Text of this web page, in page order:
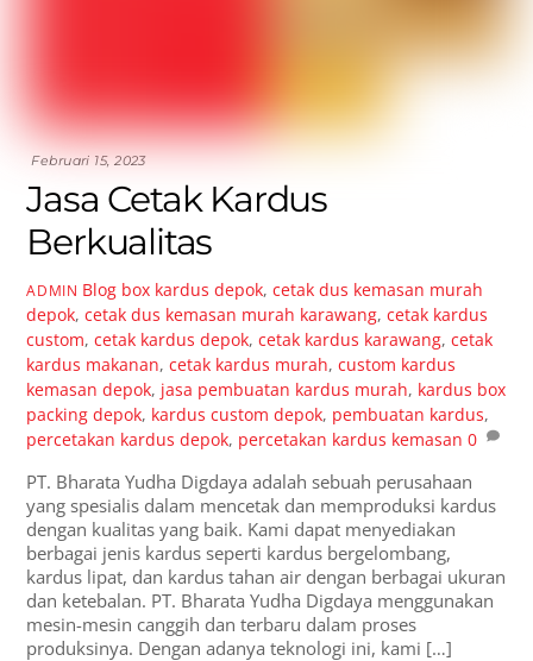
Februari 15, 2023
Jasa Cetak Kardus
Berkualitas
ADMIN Blog box kardus depok,cetak dus kemasan murah
depok,cetak dus kemasan murah karawang,cetak kardus
custom,cetak kardus depok,cetak kardus karawang,cetak
kardus makanan,cetak kardus murah,custom kardus
kemasan depok, jasa pembuatan kardus murah, kardus box
packing depok, kardus custom depok, pembuatan kardus,
percetakan kardus depok, percetakan kardus kemasan 0
PT. Bharata Yudha Digdaya adalah sebuah perusahaan
yang spesialis dalam mencetak dan memproduksi kardus
dengan kualitas yang baik. Kami dapat menyediakan
berbagai jenis kardus seperti kardus bergelombang,
kardus lipat, dan kardus tahan air dengan berbagai ukuran
dan ketebalan. PT. Bharata Yudha Digdaya menggunakan
mesin-mesin canggih dan terbaru dalam proses
produksinya. Dengan adanya teknologi ini, kami […]